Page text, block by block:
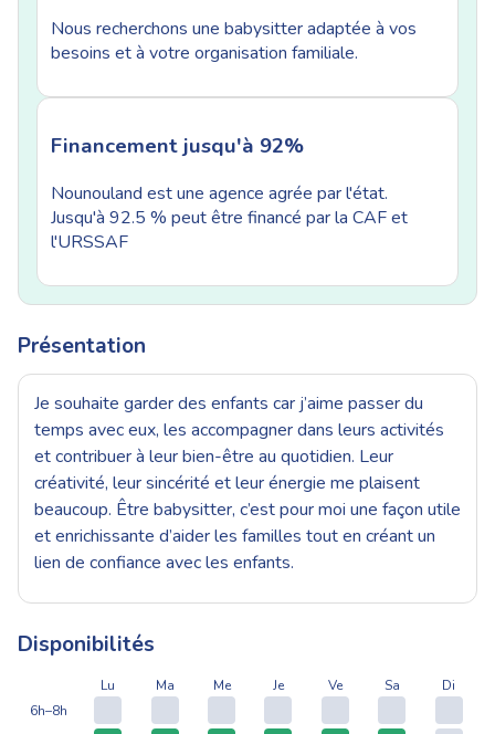
Nous recherchons une babysitter adaptée à vos
besoins et à votre organisation familiale.
Financement jusqu'à 92%
Nounouland est une agence agrée par l'état.
Jusqu'à 92.5 % peut être financé par la CAF et
l'URSSAF
Présentation
Je souhaite garder des enfants car j’aime passer du
temps avec eux, les accompagner dans leurs activités
et contribuer à leur bien-être au quotidien. Leur
créativité, leur sincérité et leur énergie me plaisent
beaucoup. Être babysitter, c’est pour moi une façon utile
et enrichissante d’aider les familles tout en créant un
lien de confiance avec les enfants.
Disponibilités
Lu Ma Me Je Ve Sa
Di
6h–8h